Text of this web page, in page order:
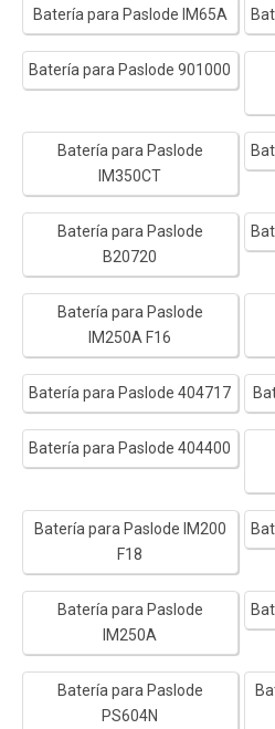
Batería para Paslode IM65A
Batería para Paslode 901000
Batería para Paslode
IM350CT
Batería para Paslode
B20720
Batería para Paslode
IM250A F16
Batería para Paslode 404717
Batería para Paslode 404400
Batería para Paslode IM200
F18
Batería para Paslode
IM250A
Batería para Paslode
PS604N